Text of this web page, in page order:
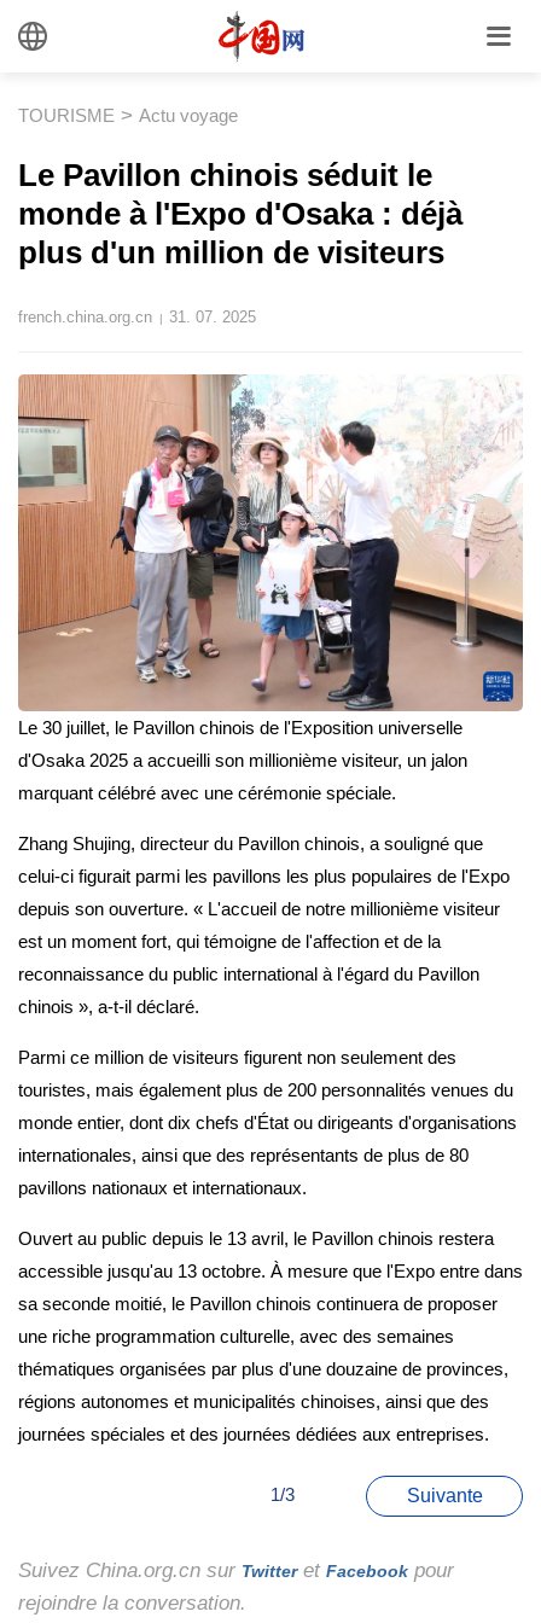
TOURISME > Actu voyage
Le Pavillon chinois séduit le
monde à l'Expo d'Osaka : déjà
plus d'un million de visiteurs
french.china.org.cn | 31. 07. 2025
Le 30 juillet, le Pavillon chinois de l'Exposition universelle
d'Osaka 2025 a accueilli son millionième visiteur, un jalon
marquant célébré avec une cérémonie spéciale.
Zhang Shujing, directeur du Pavillon chinois, a souligné que
celui-ci figurait parmi les pavillons les plus populaires de l'Expo
depuis son ouverture. « L'accueil de notre millionième visiteur
est un moment fort, qui témoigne de l'affection et de la
reconnaissance du public international à l'égard du Pavillon
chinois », a-t-il déclaré.
Parmi ce million de visiteurs figurent non seulement des
touristes, mais également plus de 200 personnalités venues du
monde entier, dont dix chefs d'État ou dirigeants d'organisations
internationales, ainsi que des représentants de plus de 80
pavillons nationaux et internationaux.
Ouvert au public depuis le 13 avril, le Pavillon chinois restera
accessible jusqu'au 13 octobre. À mesure que l'Expo entre dans
sa seconde moitié, le Pavillon chinois continuera de proposer
une riche programmation culturelle, avec des semaines
thématiques organisées par plus d'une douzaine de provinces,
régions autonomes et municipalités chinoises, ainsi que des
journées spéciales et des journées dédiées aux entreprises.
1/3 Suivante
Suivez China.org.cn sur Twitteret Facebook pour
rejoindre la conversation.